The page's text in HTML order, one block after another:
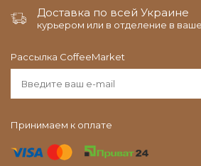
Доставка по всей Украине
курьером или в отделение в
Рассылка CoffeeMarket
Принимаем к оплате